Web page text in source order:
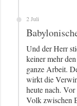
2 Juli
Und der Herr
keiner mehr
ganze Arbeit.
wirkt die
heute nach.
Volk zwischen